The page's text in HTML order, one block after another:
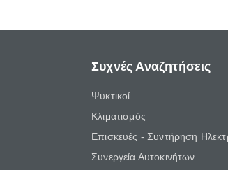
Συχνές Αναζητήσεις
Ψυκτικοί
Κλιματισμός
Επισκευές - Συντήρηση
Συνεργεία Αυτοκινήτων